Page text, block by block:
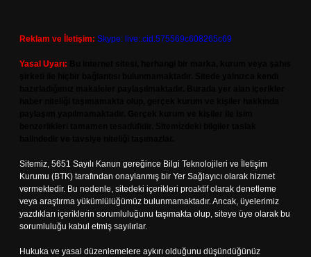
Reklam ve İletişim: Skype: live:.cid.575569c608265c69
Yasal Uyarı:
Sitemiz, 5651 Sayılı Kanun gereğince Bilgi Teknolojileri ve İletişim
Kurumu (BTK) tarafından onaylanmış bir Yer Sağlayıcı olarak hizmet
vermektedir. Bu nedenle, sitedeki içerikleri proaktif olarak denetleme
veya araştırma yükümlülüğümüz bulunmamaktadır. Ancak, üyelerimiz
yazdıkları içeriklerin sorumluluğunu taşımakta olup, siteye üye olarak bu
sorumluluğu kabul etmiş sayılırlar.
Hukuka ve yasal düzenlemelere aykırı olduğunu düşündüğünüz